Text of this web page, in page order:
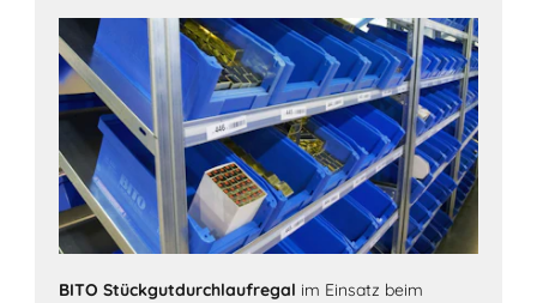
BITO Stückgutdurchlaufregal im Einsatz beim